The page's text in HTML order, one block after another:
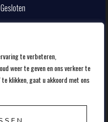
te verbeteren,
weer te geven en ons verkeer te
klikken, gaat u akkoord met ons